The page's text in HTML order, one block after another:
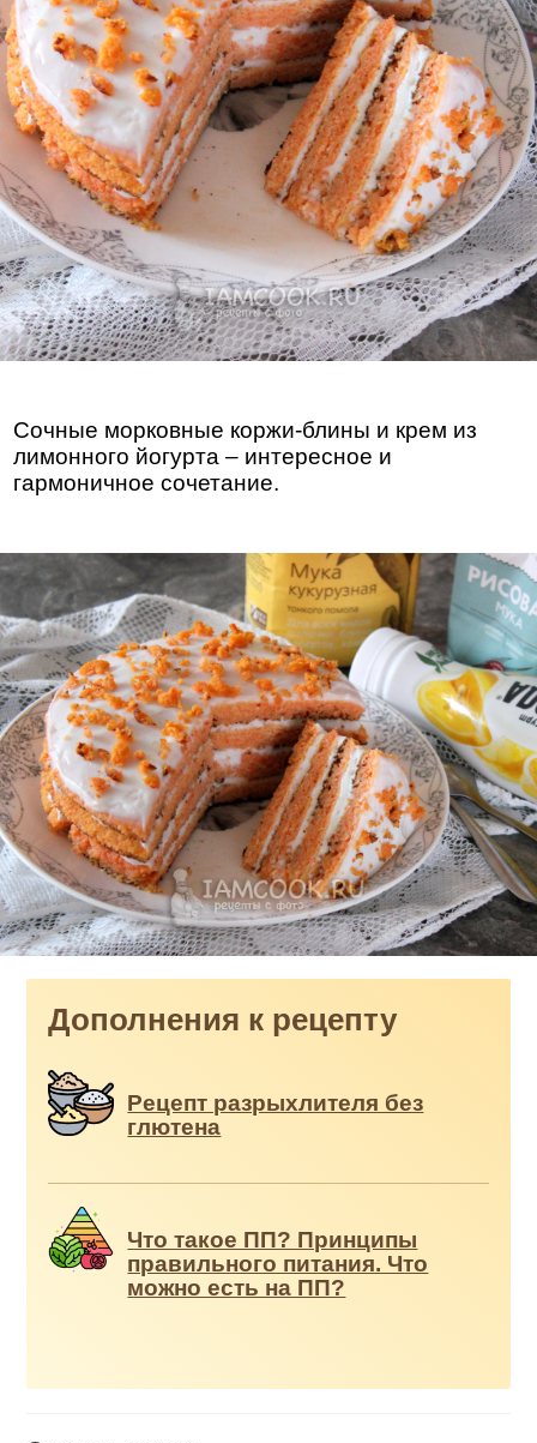
Сочные морковные коржи-блины и крем из
лимонного йогурта – интересное и
гармоничное сочетание.
Дополнения к рецепту
Рецепт разрыхлителя без
глютена
Что такое ПП? Принципы
правильного питания. Что
можно есть на ПП?